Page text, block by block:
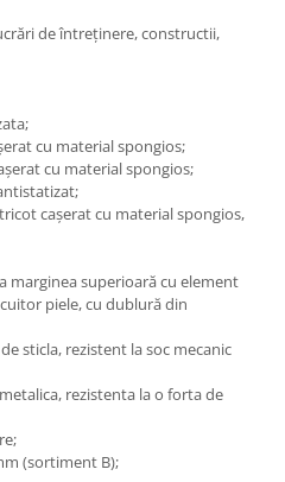
de întreținere, constructii,
cu material spongios;
cu material spongios;
caşerat cu material spongios,
marginea superioară cu element
piele, cu dublură din
sticla, rezistent la soc mecanic
rezistenta la o forta de
(sortiment B);